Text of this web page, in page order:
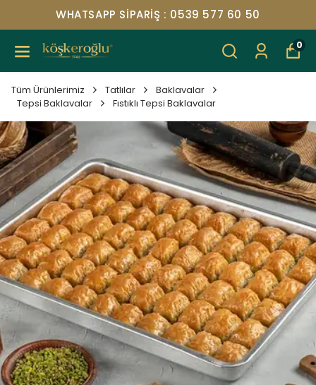
WHATSAPP SIPARIŞ : 0539 577 60 50
0
Tüm Ürünlerimiz Tatlılar
Baklavalar
Tepsi Baklavalar
Fıstıklı Tepsi Baklavalar